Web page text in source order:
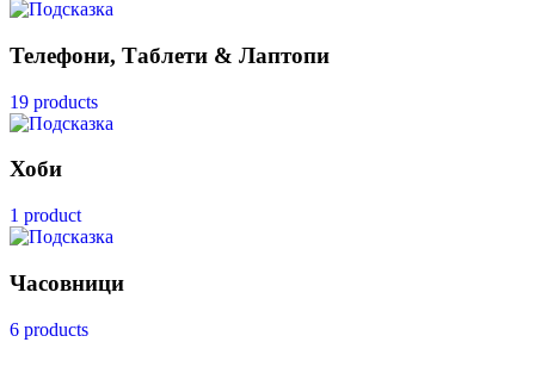
Телефони, Таблети & Лаптопи
19 products
Хоби
1 product
Часовници
6 products